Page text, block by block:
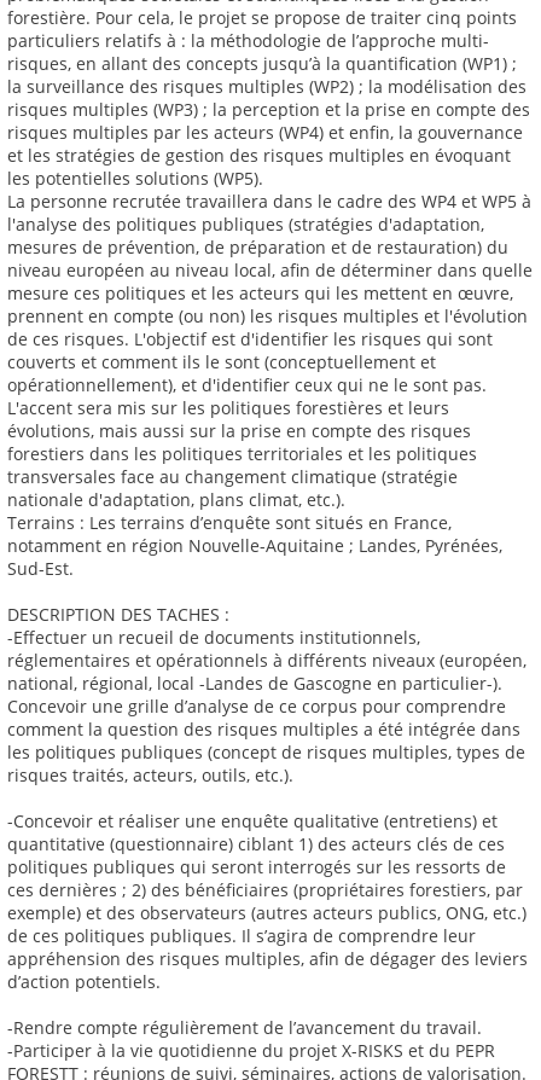
forestière. Pour cela, le projet se propose de traiter cinq points
particuliers relatifs à : la méthodologie de l’approche multi-
risques, en allant des concepts jusqu’à la quantification (WP1) ;
la surveillance des risques multiples (WP2) ; la modélisation des
risques multiples (WP3) ; la perception et la prise en compte des
risques multiples par les acteurs (WP4) et enfin, la gouvernance
et les stratégies de gestion des risques multiples en évoquant
les potentielles solutions (WP5).
La personne recrutée travaillera dans le cadre des WP4 et WP5 à
l'analyse des politiques publiques (stratégies d'adaptation,
mesures de prévention, de préparation et de restauration) du
niveau européen au niveau local, afin de déterminer dans quelle
mesure ces politiques et les acteurs qui les mettent en œuvre,
prennent en compte (ou non) les risques multiples et l'évolution
de ces risques. L'objectif est d'identifier les risques qui sont
couverts et comment ils le sont (conceptuellement et
opérationnellement), et d'identifier ceux qui ne le sont pas.
L'accent sera mis sur les politiques forestières et leurs
évolutions, mais aussi sur la prise en compte des risques
forestiers dans les politiques territoriales et les politiques
transversales face au changement climatique (stratégie
nationale d'adaptation, plans climat, etc.).
Terrains : Les terrains d’enquête sont situés en France,
notamment en région Nouvelle-Aquitaine ; Landes, Pyrénées,
Sud-Est.
DESCRIPTION DES TACHES :
-Effectuer un recueil de documents institutionnels,
réglementaires et opérationnels à différents niveaux (européen,
national, régional, local -Landes de Gascogne en particulier-).
Concevoir une grille d’analyse de ce corpus pour comprendre
comment la question des risques multiples a été intégrée dans
les politiques publiques (concept de risques multiples, types de
risques traités, acteurs, outils, etc.).
-Concevoir et réaliser une enquête qualitative (entretiens) et
quantitative (questionnaire) ciblant 1) des acteurs clés de ces
politiques publiques qui seront interrogés sur les ressorts de
ces dernières ; 2) des bénéficiaires (propriétaires forestiers, par
exemple) et des observateurs (autres acteurs publics, ONG, etc.)
de ces politiques publiques. Il s’agira de comprendre leur
appréhension des risques multiples, afin de dégager des leviers
d’action potentiels.
-Rendre compte régulièrement de l’avancement du travail.
-Participer à la vie quotidienne du projet X-RISKS et du PEPR
FORESTT : réunions de suivi, séminaires, actions de valorisation.